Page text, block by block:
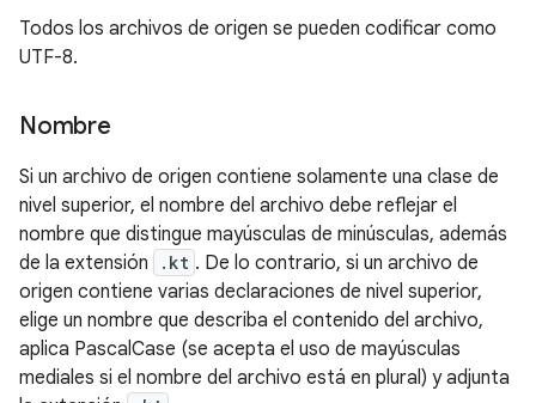
Todos los archivos de origen se pueden codificar como
UTF-8.
Nombre
Si un archivo de origen contiene solamente una clase de
nivel superior, el nombre del archivo debe reflejar el
nombre que distingue mayúsculas de minúsculas, además
de la extensión
.kt . De lo contrario, si un archivo de
origen contiene varias declaraciones de nivel superior,
elige un nombre que describa el contenido del archivo,
aplica PascalCase (se acepta el uso de mayúsculas
mediales si el nombre del archivo está en plural) y adjunta